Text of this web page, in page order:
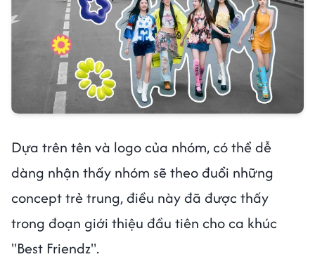
Dựa trên tên và logo của nhóm, có thể dễ
dàng nhận thấy nhóm sẽ theo đuổi những
concept trẻ trung, điều này đã được thấy
trong đoạn giới thiệu đầu tiên cho ca khúc
"Best Friendz".